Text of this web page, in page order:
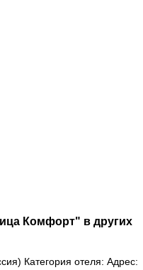
Комфорт" в других
Категория отеля: Адрес: